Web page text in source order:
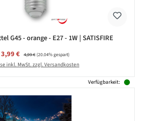
G45 - orange - E27 - 1W | SATISFIRE
Verkaufspreis:
3,99 € Regulärer Preis:
4,99 €(20.04% gespart)
inkl. MwSt. zzgl. Versandkosten
Verfügbarkeit: